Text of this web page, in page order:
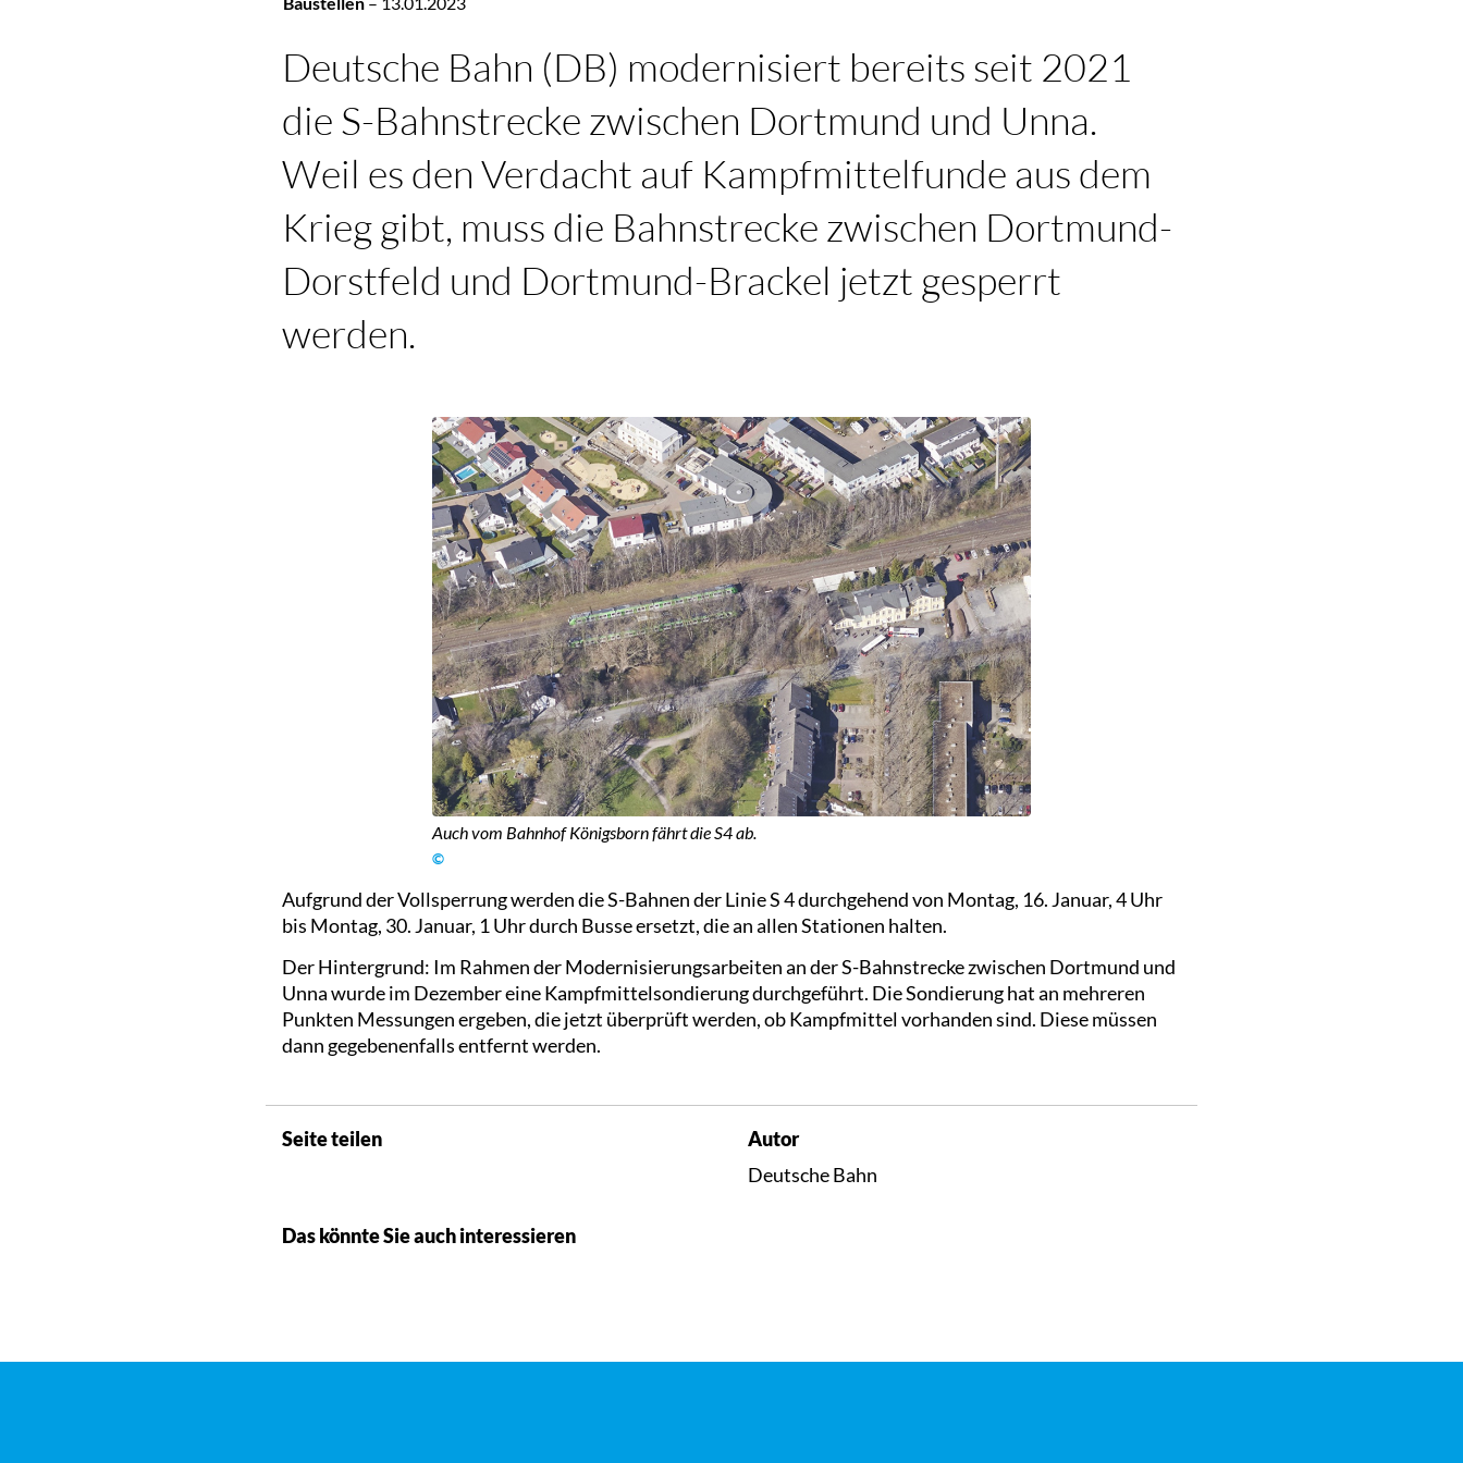
Deutsche Bahn (DB) modernisiert bereits seit 2021
die S-Bahnstrecke zwischen Dortmund und Unna.
Weil es den Verdacht auf Kampfmittelfunde aus dem
Krieg gibt, muss die Bahnstrecke zwischen Dortmund-
Dorstfeld und Dortmund-Brackel jetzt gesperrt
werden.
Auch vom Bahnhof Königsborn fährt die S4 ab.
©
Aufgrund der Vollsperrung werden die S-Bahnen der Linie S 4 durchgehend von Montag, 16. Januar, 4 Uhr
bis Montag, 30. Januar, 1 Uhr durch Busse ersetzt, die an allen Stationen halten.
Der Hintergrund: Im Rahmen der Modernisierungsarbeiten an der S-Bahnstrecke zwischen Dortmund und
Unna wurde im Dezember eine Kampfmittelsondierung durchgeführt. Die Sondierung hat an mehreren
Punkten Messungen ergeben, die jetzt überprüft werden, ob Kampfmittel vorhanden sind. Diese müssen
dann gegebenenfalls entfernt werden.
Seite teilen
Autor
Deutsche Bahn
Das könnte Sie auch interessieren